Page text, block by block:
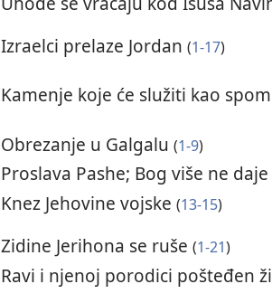
Izraelci prelaze Jordan (1-17)
Kamenje koje će služiti kao
Obrezanje u Galgalu (1-9)
Proslava Pashe; Bog više ne
Knez Jehovine vojske (13-15)
Zidine Jerihona se ruše (1-21)
Ravi i njenoj porodici pošteđen